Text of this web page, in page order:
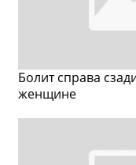
Болит справа
женщине